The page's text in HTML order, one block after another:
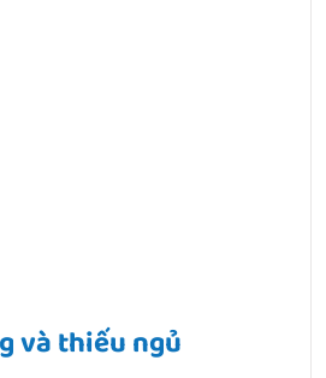
và thiếu ngủ